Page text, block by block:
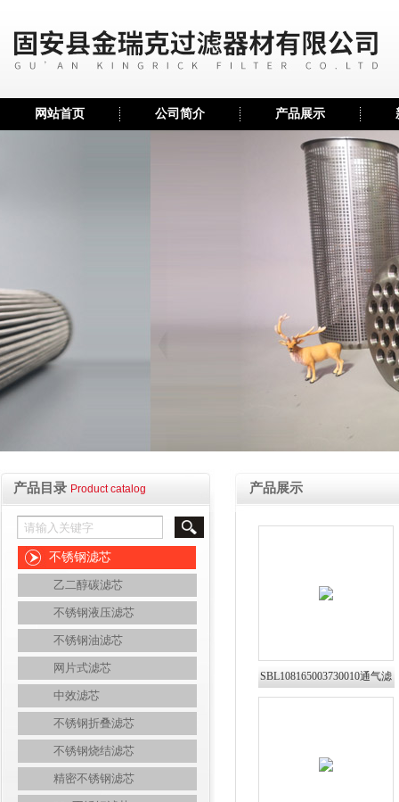
网站首页 公司简介 产品展示
产品目录 Product catalog
不锈钢滤芯
乙二醇碳滤芯
不锈钢液压滤芯
不锈钢油滤芯
网片式滤芯
中效滤芯
不锈钢折叠滤芯
不锈钢烧结滤芯
精密不锈钢滤芯
产品展示
SBL108165003730010通气滤
芯FS268液压呼吸器